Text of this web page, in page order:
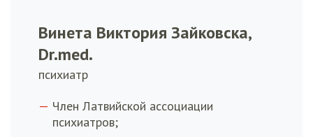
Винета Виктория Зайковска,
Dr.med.
психиатр
Член Латвийской ассоциации
психиатров;